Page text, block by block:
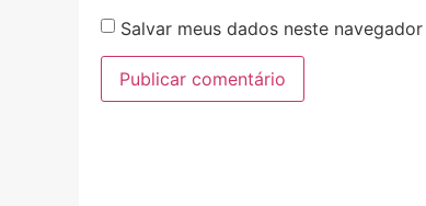
Salvar meus dados neste